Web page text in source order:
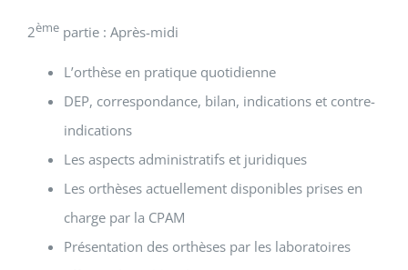
2ème partie : Après-midi
L’orthèse en pratique quotidienne
DEP, correspondance, bilan, indications et contre-
indications
Les aspects administratifs et juridiques
Les orthèses actuellement disponibles prises en
charge par la CPAM
Présentation des orthèses par les laboratoires